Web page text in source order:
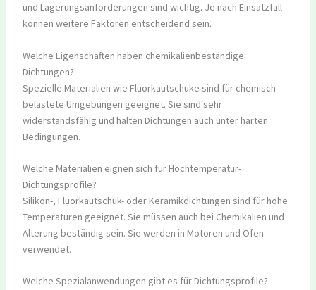
und Lagerungsanforderungen sind wichtig. Je nach Einsatzfall
können weitere Faktoren entscheidend sein.
Welche Eigenschaften haben chemikalienbeständige
Dichtungen?
Spezielle Materialien wie Fluorkautschuke sind für chemisch
belastete Umgebungen geeignet. Sie sind sehr
widerstandsfähig und halten Dichtungen auch unter harten
Bedingungen.
Welche Materialien eignen sich für Hochtemperatur-
Dichtungsprofile?
Silikon-, Fluorkautschuk- oder Keramikdichtungen sind für hohe
Temperaturen geeignet. Sie müssen auch bei Chemikalien und
Alterung beständig sein. Sie werden in Motoren und Öfen
verwendet.
Welche Spezialanwendungen gibt es für Dichtungsprofile?